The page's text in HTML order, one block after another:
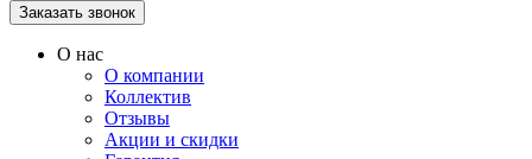
О нас
О компании
Коллектив
Отзывы
Акции и скидки